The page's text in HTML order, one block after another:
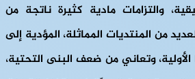
والتزامات مادية كثيرة ناتجة من
من المنتديات المماثلة، المؤدية إلى
وتعاني من ضعف البنى التحتية،